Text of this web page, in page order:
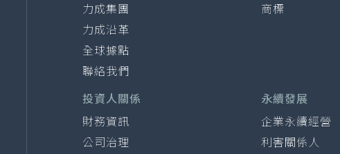
力成集團
力成沿革
全球據點
聯絡我們
商標
投資人關係
財務資訊
公司治理
永續發展
企業永續經營
利害關係人